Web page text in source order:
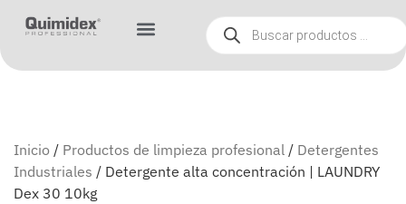
Inicio / Productos de limpieza profesional / Detergentes
Industriales / Detergente alta concentración | LAUNDRY
Dex 30 10kg